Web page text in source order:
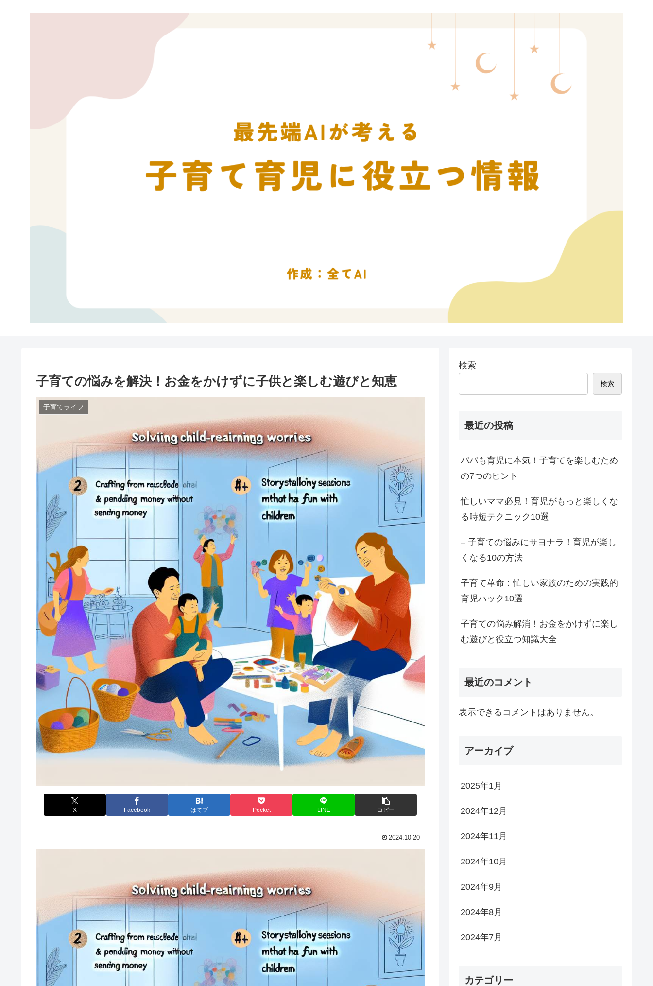
子育ての悩みを解決！お金をかけずに子供と楽しむ遊びと知恵
子育てライフ
X Facebook はてブ Pocket LINE コピー
2024.10.20
検索
検索
最近の投稿
パパも育児に本気！子育てを楽しむため
の7つのヒント
忙しいママ必見！育児がもっと楽しくな
る時短テクニック10選
– 子育ての悩みにサヨナラ！育児が楽し
くなる10の方法
子育て革命：忙しい家族のための実践的
育児ハック10選
子育ての悩み解消！お金をかけずに楽し
む遊びと役立つ知識大全
最近のコメント
表示できるコメントはありません。
アーカイブ
2025年1月
2024年12月
2024年11月
2024年10月
2024年9月
2024年8月
2024年7月
カテゴリー